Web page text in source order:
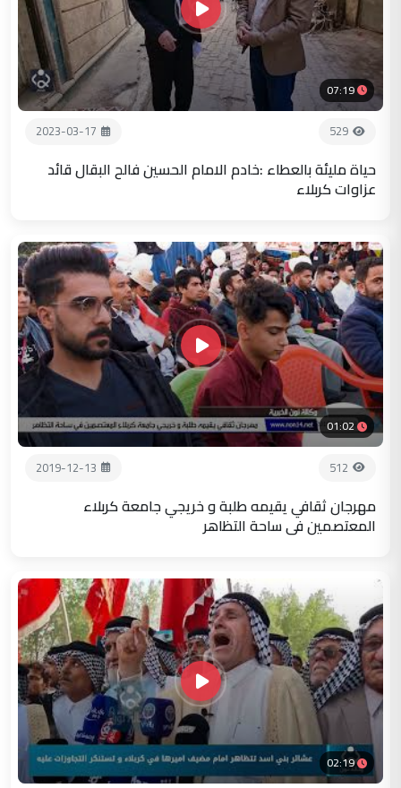
07:19
529
2023-03-17
حياة مليئة بالعطاء :خادم الامام الحسين فالح البقال قائد
عزاوات كربلاء
01:02
512
2019-12-13
مهرجان ثقافي يقيمه طلبة و خريجي جامعة كربلاء
المعتصمين في ساحة التظاهر
02:19